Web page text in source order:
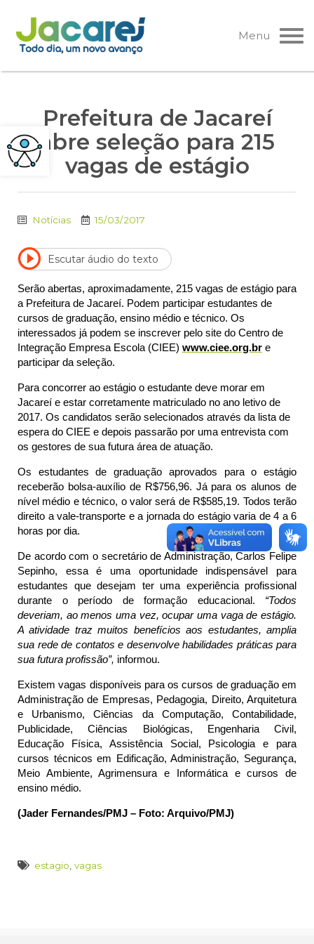
Pular
para
o
Menu
Prefeitura de Jacareí
abre seleção para 215
vagas de estágio
Notícias 15/03/2017
Escutar áudio do texto
Serão abertas, aproximadamente, 215 vagas de estágio para
a Prefeitura de Jacareí. Podem participar estudantes de
cursos de graduação, ensino médio e técnico. Os
interessados já podem se inscrever pelo site do Centro de
Integração Empresa Escola (CIEE) www.ciee.org.br e
participar da seleção.
Para concorrer ao estágio o estudante deve morar em
Jacareí e estar corretamente matriculado no ano letivo de
2017. Os candidatos serão selecionados através da lista de
espera do CIEE e depois passarão por uma entrevista com
os gestores de sua futura área de atuação.
Os estudantes de graduação aprovados para o estágio
receberão bolsa-auxílio de R$756,96. Já para os alunos de
nível médio e técnico, o valor será de R$585,19. Todos terão
direito a vale-transporte e a jornada do estágio varia de 4 a 6
horas por dia.
De acordo com o secretário de Administração, Carlos Felipe
Sepinho, essa é uma oportunidade indispensável para
estudantes que desejam ter uma experiência profissional
durante o período de formação educacional. “Todos
deveriam, ao menos uma vez, ocupar uma vaga de estágio.
A atividade traz muitos benefícios aos estudantes, amplia
sua rede de contatos e desenvolve habilidades práticas para
sua futura profissão”, informou.
Existem vagas disponíveis para os cursos de graduação em
Administração de Empresas, Pedagogia, Direito, Arquitetura
e Urbanismo, Ciências da Computação, Contabilidade,
Publicidade, Ciências Biológicas, Engenharia Civil,
Educação Física, Assistência Social, Psicologia e para
cursos técnicos em Edificação, Administração, Segurança,
Meio Ambiente, Agrimensura e Informática e cursos de
ensino médio.
(Jader Fernandes/PMJ – Foto: Arquivo/PMJ)
estagio vagas